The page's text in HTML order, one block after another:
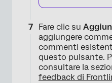
Fare clic su
aggiungere
commenti
questo pulsante.
consultare la
feedback di